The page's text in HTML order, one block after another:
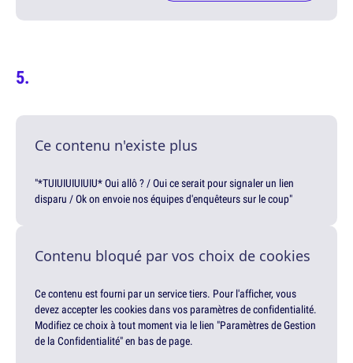
Ce contenu n'existe plus
"*TUIUIUIUIUIU* Oui allô ? / Oui ce serait pour signaler un lien
disparu / Ok on envoie nos équipes d'enquêteurs sur le coup"
Contenu bloqué par vos choix de cookies
Ce contenu est fourni par un service tiers. Pour l'afficher, vous
devez accepter les cookies dans vos paramètres de confidentialité.
Modifiez ce choix à tout moment via le lien "Paramètres de Gestion
de la Confidentialité" en bas de page.